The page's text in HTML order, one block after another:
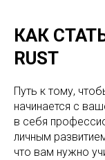
КАК
RUST
Путь к тому,
начинается с
в себя
личным
что вам нужно